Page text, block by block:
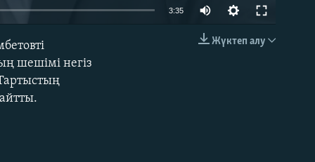
EMBED
3:35
Жүктеп алу
шешімі негіз